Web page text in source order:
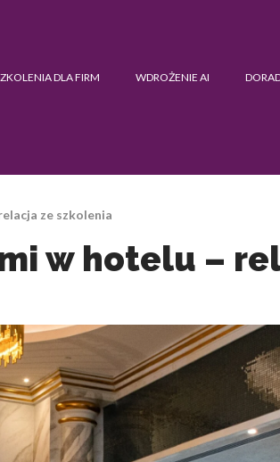
DLA FIRM WDROŻENIE AI
ze szkolenia
w hotelu –